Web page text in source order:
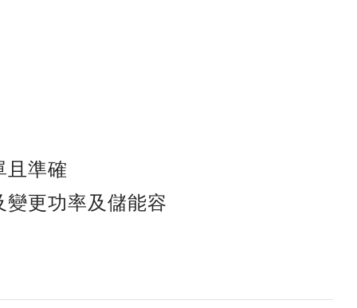
且準確
變更功率及儲能容